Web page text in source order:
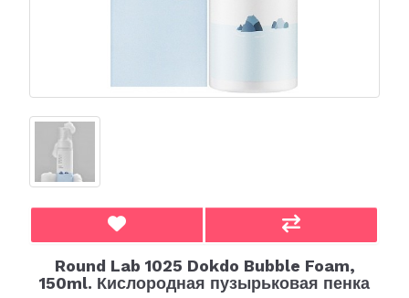
Round Lab 1025 Dokdo Bubble Foam,
150ml. Кислородная пузырьковая пенка